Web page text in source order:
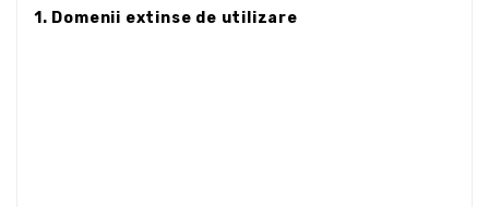
1. Domenii extinse de utilizare